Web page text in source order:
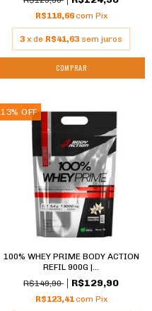
R$118,66com Pix
3 x de R$41,63 sem juros
COMPRAR
13% OFF
100% WHEY PRIME BODY ACTION
REFIL 900G |...
R$149,90
R$129,90
R$123,41com Pix